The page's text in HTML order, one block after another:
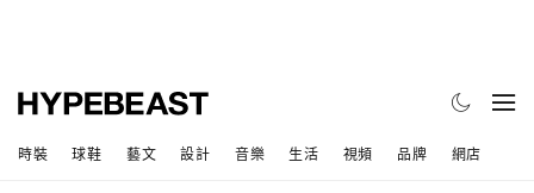
時裝 球鞋 藝文 設計 音樂 生活 視頻 品牌 網店